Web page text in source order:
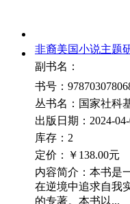
非裔美国小说主题
副书名：
书号：
丛书名：国家社科
出版日期：2024-04-
库存：2
定价：
￥138.00元
内容简介：本书是
在逆境中追求自我
的专著。本书以...